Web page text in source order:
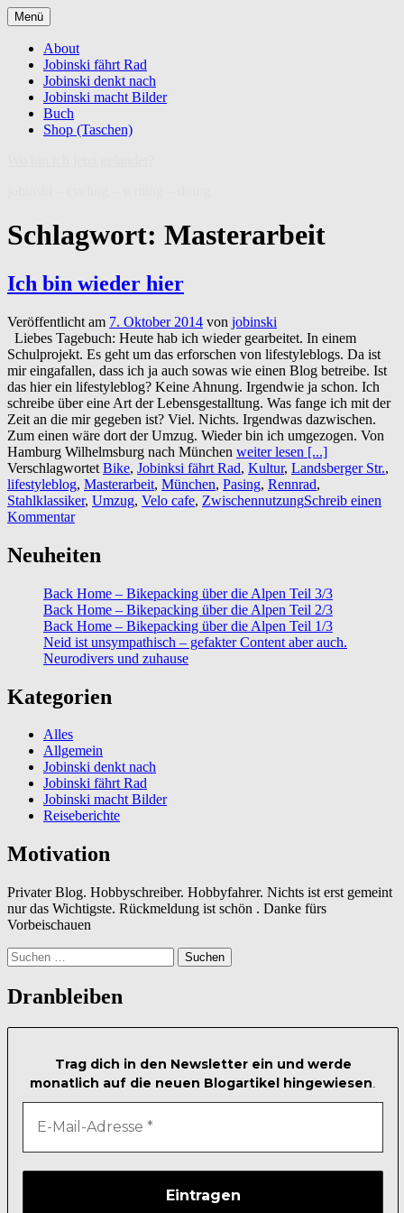
Zum
Inhalt
springen
Menü
About
Jobinski fährt Rad
Jobinski denkt nach
Jobinski macht Bilder
Buch
Shop (Taschen)
Schlagwort: Masterarbeit
Ich bin wieder hier
Veröffentlicht am 7. Oktober 2014 von jobinski
Liebes Tagebuch: Heute hab ich wieder gearbeitet. In einem
Schulprojekt. Es geht um das erforschen von lifestyleblogs. Da ist
mir eingafallen, dass ich ja auch sowas wie einen Blog betreibe. Ist
das hier ein lifestyleblog? Keine Ahnung. Irgendwie ja schon. Ich
schreibe über eine Art der Lebensgestalltung. Was fange ich mit der
Zeit an die mir gegeben ist? Viel. Nichts. Irgendwas dazwischen.
Zum einen wäre dort der Umzug. Wieder bin ich umgezogen. Von
Hamburg Wilhelmsburg nach München weiter lesen [...]
Verschlagwortet Bike, Jobinksi fährt Rad, Kultur, Landsberger Str.,
lifestyleblog, Masterarbeit, München, Pasing, Rennrad,
Stahlklassiker, Umzug, Velo cafe, ZwischennutzungSchreib einen
Kommentar
Neuheiten
Back Home – Bikepacking über die Alpen Teil 3/3
Back Home – Bikepacking über die Alpen Teil 2/3
Back Home – Bikepacking über die Alpen Teil 1/3
Neid ist unsympathisch – gefakter Content aber auch.
Neurodivers und zuhause
Kategorien
Alles
Allgemein
Jobinski denkt nach
Jobinski fährt Rad
Jobinski macht Bilder
Reiseberichte
Motivation
Privater Blog. Hobbyschreiber. Hobbyfahrer. Nichts ist erst gemeint
nur das Wichtigste. Rückmeldung ist schön . Danke fürs
Vorbeischauen
Suchen
nach:
Dranbleiben
Trag dich in den Newsletter ein und werde
monatlich auf die neuen Blogartikel hingewiesen.